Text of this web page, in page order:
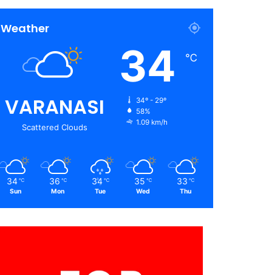
Weather
VARANASI
Scattered Clouds
34 ℃
34º - 29º
58%
1.09 km/h
34 ℃
Sun
36 ℃
Mon
34 ℃
Tue
35 ℃
Wed
33 ℃
Thu